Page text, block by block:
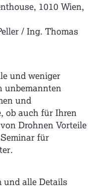
1010 Wien,
/ Ing. Thomas
und weniger
unbemannten
und
ob auch für Ihren
Drohnen Vorteile
für
und alle Details